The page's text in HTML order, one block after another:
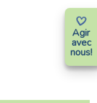
Agir
avec
nous!